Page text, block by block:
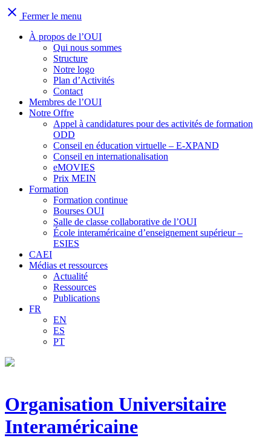
close Fermer le menu
À propos de l’OUI
Qui nous sommes
Structure
Notre logo
Plan d’Activités
Contact
Membres de l’OUI
Notre Offre
Appel à candidatures pour des activités de formation
ODD
Conseil en éducation virtuelle – E-XPAND
Conseil en internationalisation
eMOVIES
Prix MEIN
Formation
Formation continue
Bourses OUI
Salle de classe collaborative de l’OUI
École interaméricaine d’enseignement supérieur –
ESIES
CAEI
Médias et ressources
Actualité
Ressources
Publications
FR
EN
ES
PT
Organisation Universitaire
Interaméricaine